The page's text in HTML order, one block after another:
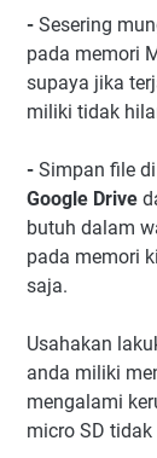
- Sesering
pada memori
supaya jika
miliki tidak
- Simpan file
Google Drive
butuh dalam
pada memori
saja.
Usahakan
anda miliki
mengalami
micro SD